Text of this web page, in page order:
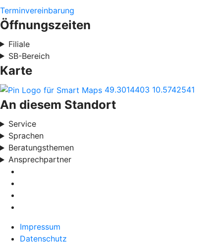
Terminvereinbarung
Öffnungszeiten
Filiale
SB-Bereich
Karte
49.3014403 10.5742541
An diesem Standort
Service
Sprachen
Beratungsthemen
Ansprechpartner
Impressum
Datenschutz